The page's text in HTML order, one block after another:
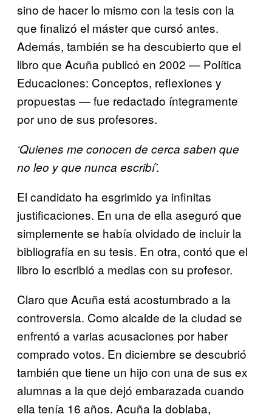
sino de hacer lo mismo con la tesis con la
que finalizó el máster que cursó antes.
Además, también se ha descubierto que el
libro que Acuña publicó en 2002 — Política
Educaciones: Conceptos, reflexiones y
propuestas — fue redactado íntegramente
por uno de sus profesores.
‘Quienes me conocen de cerca saben que
no leo y que nunca escribí’.
El candidato ha esgrimido ya infinitas
justificaciones. En una de ella aseguró que
simplemente se había olvidado de incluir la
bibliografía en su tesis. En otra, contó que el
libro lo escribió a medias con su profesor.
Claro que Acuña está acostumbrado a la
controversia. Como alcalde de la ciudad se
enfrentó a varias acusaciones por haber
comprado votos. En diciembre se descubrió
también que tiene un hijo con una de sus ex
alumnas a la que dejó embarazada cuando
ella tenía 16 años. Acuña la doblaba,